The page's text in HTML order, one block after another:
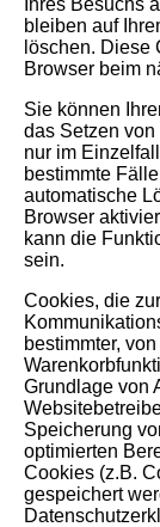
bleiben auf
löschen. Diese
Browser beim
Sie können
das Setzen
nur im
bestimmte
automatische
Browser
kann die
sein.
Cookies, die
bestimmter,
Grundlage von
Speicherung
optimierten
Cookies (z.B.
gespeichert